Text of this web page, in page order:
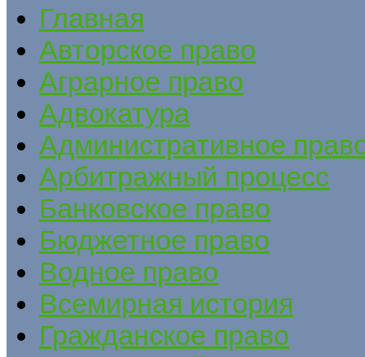
Главная
Авторское право
Аграрное право
Адвокатура
Административное
Арбитражный процесс
Банковское право
Бюджетное право
Водное право
Всемирная история
Гражданское право